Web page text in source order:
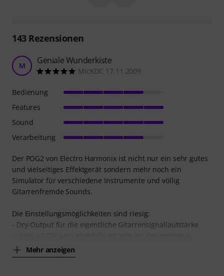
143Rezensionen
M Geniale Wunderkiste
MicKDC 17.11.2009
Der POG2 von Electro Harmonix ist nicht nur ein sehr gutes
und vielseitiges Effektgerät sondern mehr noch ein
Simulator für verschiedene Instrumente und völlig
Gitarrenfremde Sounds.
Die Einstellungsmöglichkeiten sind riesig:
- Dry-Output für die eigentliche Gitarrensignallautstärke
Mehr anzeigen
Bedienung
Features
Sound
Verarbeitung